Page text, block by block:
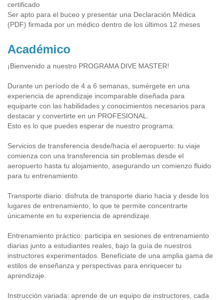
certificado
Ser apto para el buceo y presentar una Declaración Médica
(PDF) firmada por un médico dentro de los últimos 12 meses
Académico
¡Bienvenido a nuestro PROGRAMA DIVE MASTER!
Durante un período de 4 a 6 semanas, sumérgete en una
experiencia de aprendizaje incomparable diseñada para
equiparte con las habilidades y conocimientos necesarios para
destacar y convertirte en un PROFESIONAL.
Esto es lo que puedes esperar de nuestro programa:
Servicios de transferencia desde/hacia el aeropuerto: tu viaje
comienza con una transferencia sin problemas desde el
aeropuerto hasta tu alojamiento, asegurando un comienzo fluido
para tu entrenamiento.
Transporte diario: disfruta de transporte diario hacia y desde los
lugares de entrenamiento, lo que te permite concentrarte
únicamente en tu experiencia de aprendizaje.
Entrenamiento práctico: participa en sesiones de entrenamiento
diarias junto a estudiantes reales, bajo la guía de nuestros
instructores experimentados. Benefíciate de una amplia gama de
estilos de enseñanza y perspectivas para enriquecer tu
aprendizaje.
Instrucción variada: aprende de un equipo de instructores, cada